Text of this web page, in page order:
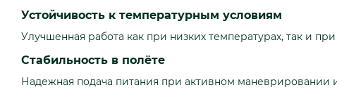
Устойчивость к температурным условиям
Улучшенная работа как при низких температурах, так и
Стабильность в полёте
Надежная подача питания при активном маневрировании